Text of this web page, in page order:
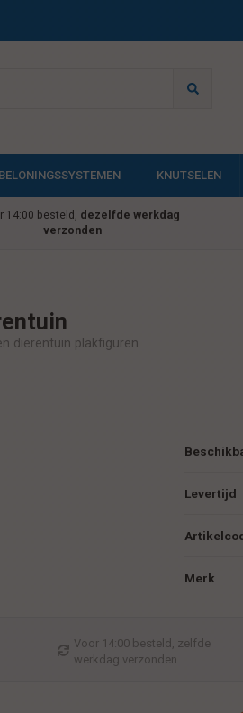
BELONINGSSYSTEMEN KNUTSELEN
14:00 besteld, dezelfde werkdag
verzonden
dierentuin plakfiguren
Levertijd
Merk
Voor 14:00 besteld, zelfde
werkdag verzonden